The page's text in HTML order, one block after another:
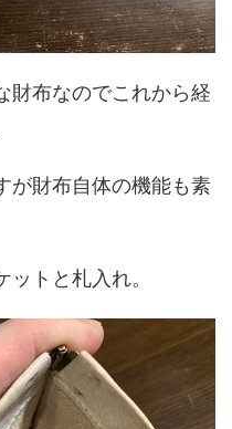
財布なのでこれから経
が財布自体の機能も素
トと札入れ。